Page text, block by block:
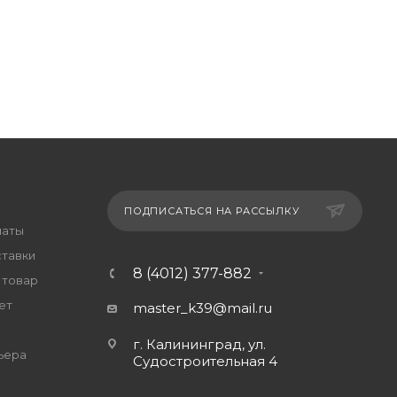
ПОДПИСАТЬСЯ НА РАССЫЛКУ
8 (4012) 377-882
master_k39@mail.ru
г. Калининград, ул.
Судостроительная 4